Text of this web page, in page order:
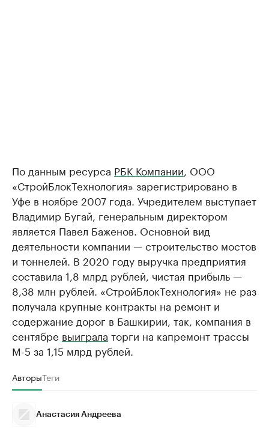
По данным ресурса РБК Компании, ООО
«СтройБлокТехнология» зарегистрировано в
Уфе в ноябре 2007 года. Учредителем выступает
Владимир Бугай, генеральным директором
является Павел Баженов. Основной вид
деятельности компании — строительство мостов
и тоннелей. В 2020 году выручка предприятия
составила 1,8 млрд рублей, чистая прибыль —
8,38 млн рублей. «СтройБлокТехнология» не раз
получала крупные контракты на ремонт и
содержание дорог в Башкирии, так, компания в
сентябре выиграла торги на капремонт трассы
М-5 за 1,15 млрд рублей.
АвторыТеги
Анастасия Андреева